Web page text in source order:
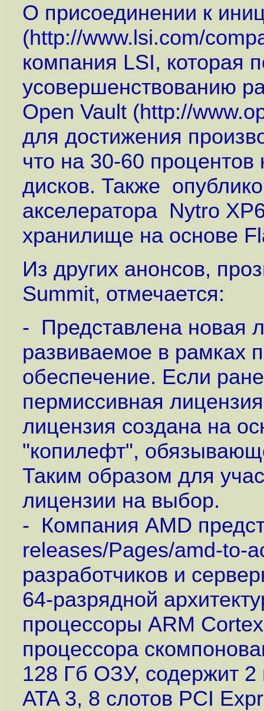
О присоединении к
(http://www.lsi.com/
компания LSI, которая
усовершенствованию
Open Vault (http://
для достижения
что на 30-60
дисков. Также
акселератора Nytro
хранилище на основе
Из других анонсов,
Summit, отмечается:
- Представлена новая
развиваемое в рамках
обеспечение. Если
пермиссивная
лицензия создана на
"копилефт",
Таким образом для
лицензии на выбор.
- Компания AMD
releases/Pages/amd-to-
разработчиков и
64-разрядной
процессоры ARM
процессора
128 Гб ОЗУ, содержит 2
ATA 3, 8 слотов PCI